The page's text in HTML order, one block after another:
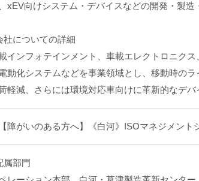
xEV向けシステム・デバイスなどの開発・製造
社についての詳細
インフォテインメント、車載エレクトロニク
動化システムなどを事業領域とし、移動時の
軽減、さらには環境対応車向けに革新的なデバ
障がいのある方へ】《白河》ISOマネジメント
属部門